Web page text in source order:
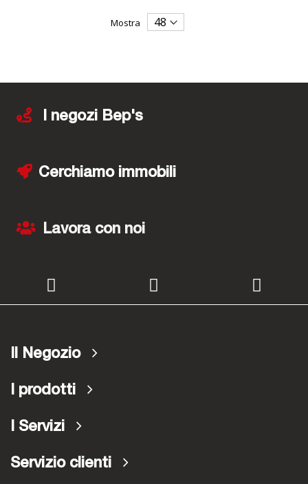
Mostra
I negozi Bep's
Cerchiamo immobili
Lavora con noi
Il Negozio
I prodotti
I Servizi
Servizio clienti